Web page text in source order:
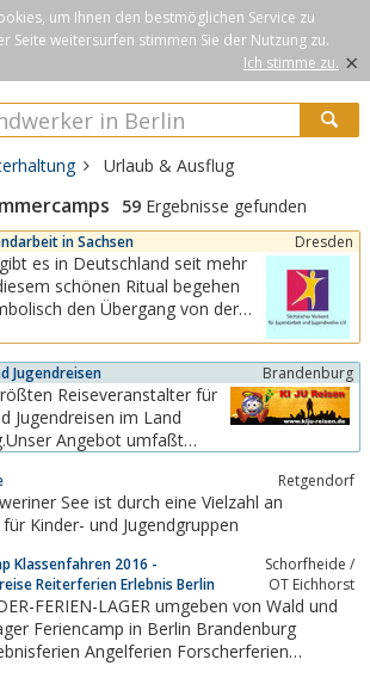
um Ihnen den bestmöglichen Service zu
Seite weitersurfen stimmen Sie der Nutzung zu.
Ich stimme zu. ×
Urlaub & Ausflug
59 Ergebnisse gefunden
in Sachsen Dresden
es in Deutschland seit mehr
schönen Ritual begehen
den Übergang von der
170-jährige Tradition. Wir
uns als...
Jugendreisen Brandenburg
Reiseveranstalter für
Jugendreisen im Land
Angebot umfaßt
Retgendorf
See ist durch eine Vielzahl an
Kinder- und Jugendgruppen
Klassenfahren 2016 -
Reiterferien Erlebnis Berlin
Schorfheide /
OT Eichhorst
FERIEN-LAGER umgeben von Wald und
Feriencamp in Berlin Brandenburg
Angelferien Forscherferien